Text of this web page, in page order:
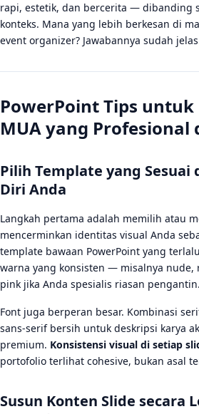
Berapa banyak slide yang ideal
PowerPoint?
ke calon klien?
rapi, estetik, dan bercerita — dibanding
konteks. Mana yang lebih berkesan di
event organizer? Jawabannya sudah
PowerPoint Tips
MUA yang Profesional
Pilih Template yang Sesuai
Diri Anda
Langkah pertama adalah memilih atau
mencerminkan identitas visual Anda
template bawaan PowerPoint yang
warna yang konsisten — misalnya nude,
pink jika Anda spesialis riasan pengantin.
Font juga berperan besar. Kombinasi
sans-serif bersih untuk deskripsi karya
premium. Konsistensi visual di setiap
portofolio terlihat cohesive, bukan asal
Susun Konten Slide secara